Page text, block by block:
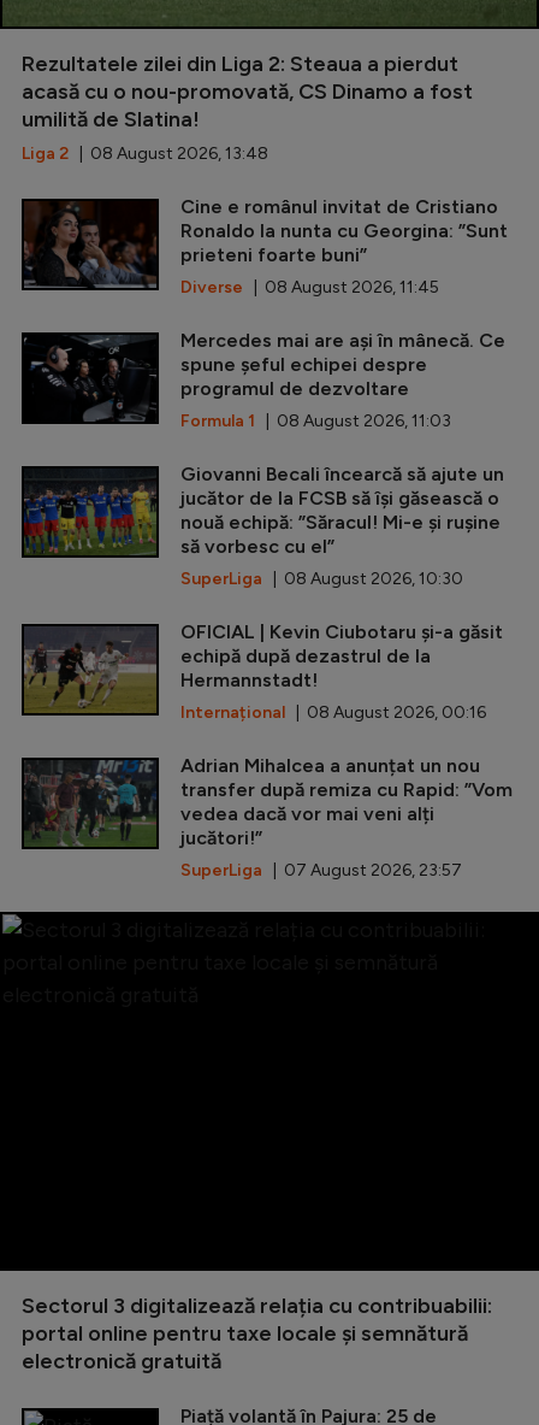
Rezultatele zilei din Liga 2: Steaua a pierdut
acasă cu o nou-promovată, CS Dinamo a fost
umilită de Slatina!
Liga 2 | 08 August 2026, 13:48
Cine e românul invitat de Cristiano
Ronaldo la nunta cu Georgina: ”Sunt
prieteni foarte buni”
Diverse | 08 August 2026, 11:45
Mercedes mai are ași în mânecă. Ce
spune șeful echipei despre
programul de dezvoltare
Formula 1 | 08 August 2026, 11:03
Giovanni Becali încearcă să ajute un
jucător de la FCSB să își găsească o
nouă echipă: ”Săracul! Mi-e și rușine
să vorbesc cu el”
SuperLiga | 08 August 2026, 10:30
OFICIAL | Kevin Ciubotaru și-a găsit
echipă după dezastrul de la
Hermannstadt!
Internațional | 08 August 2026, 00:16
Adrian Mihalcea a anunțat un nou
transfer după remiza cu Rapid: ”Vom
vedea dacă vor mai veni alți
jucători!”
SuperLiga | 07 August 2026, 23:57
Sectorul 3 digitalizează relația cu contribuabilii:
portal online pentru taxe locale și semnătură
electronică gratuită
Piață volantă în Pajura: 25 de